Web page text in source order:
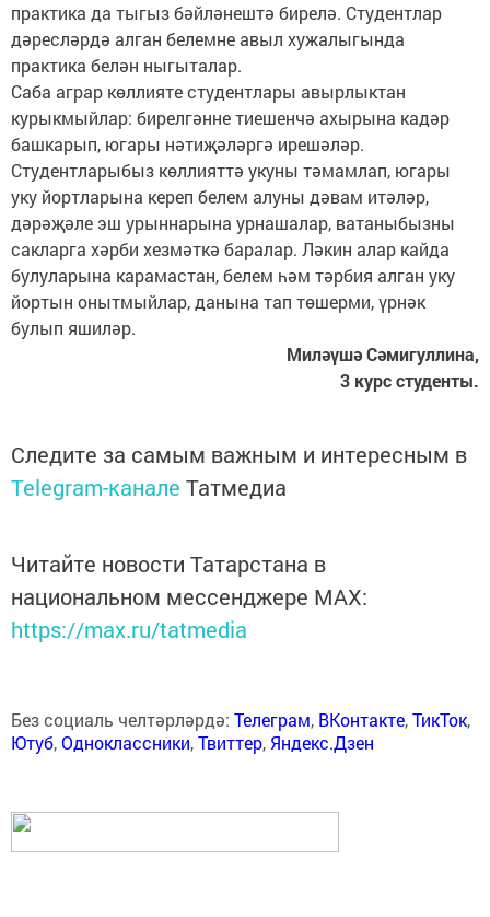
практика да тыгыз бәйләнештә бирелә. Студентлар
дәресләрдә алган белемне авыл хужалыгында
практика белән ныгыталар.
Саба аграр көллияте студентлары авырлыктан
курыкмыйлар: бирелгәнне тиешенчә ахырына кадәр
башкарып, югары нәтиҗәләргә ирешәләр.
Студентларыбыз көллияттә укуны тәмамлап, югары
уку йортларына кереп белем алуны дәвам итәләр,
дәрәҗәле эш урыннарына урнашалар, ватаныбызны
сакларга хәрби хезмәткә баралар. Ләкин алар кайда
булуларына карамастан, белем һәм тәрбия алган уку
йортын онытмыйлар, данына тап төшерми, үрнәк
булып яшиләр.
Миләүшә Сәмигуллина,
3 курс студенты.
Следите за самым важным и интересным в
Telegram-канале Татмедиа
Читайте новости Татарстана в
национальном мессенджере MАХ:
https://max.ru/tatmedia
Без социаль челтәрләрдә: Телеграм, ВКонтакте,ТикТок,
Ютуб,Одноклассники,Твиттер, Яндекс.Дзен